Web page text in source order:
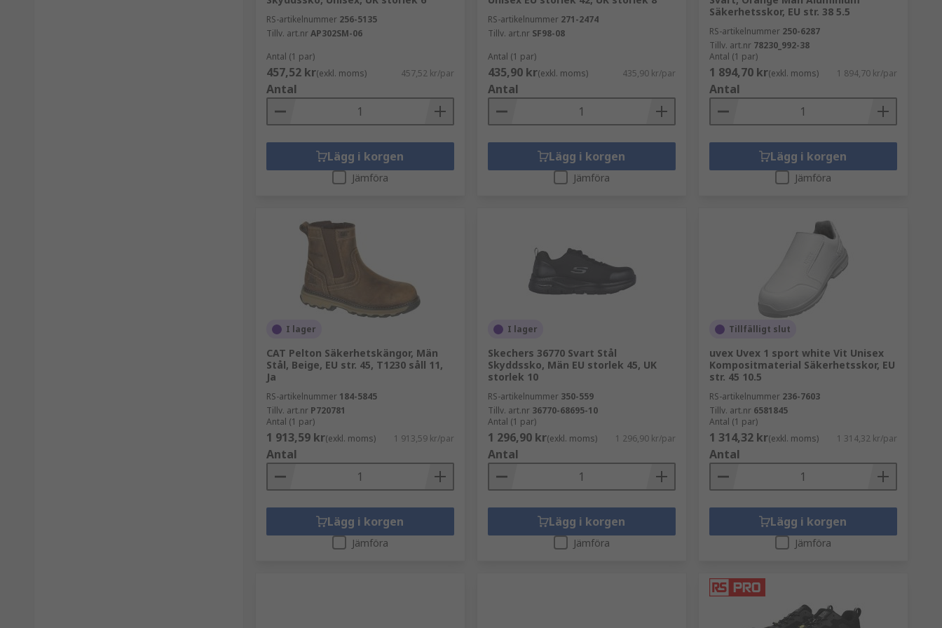
RS-artikelnummer 256-5135
Tillv. art.nrAP302SM-06
Antal (1 par)
457,52 kr(exkl. moms) 457,52 kr/par
Antal
Lägg i korgen
Jämföra
RS-artikelnummer 271-2474
Tillv. art.nr SF98-08
Antal (1 par)
435,90 kr(exkl. moms) 435,90 kr/par
Antal
Lägg i korgen
Jämföra
Säkerhetsskor, EU str. 38 5.5
RS-artikelnummer 250-6287
Tillv. art.nr 78230_992-38
Antal (1 par)
1 894,70 kr(exkl. moms) 1 894,70 kr/par
Antal
Lägg i korgen
Jämföra
I lager
CAT Pelton Säkerhetskängor, Män
Stål, Beige, EU str. 45, T1230 såll 11,
Ja
RS-artikelnummer 184-5845
Tillv. art.nr P720781
Antal (1 par)
1 913,59 kr(exkl. moms) 1 913,59 kr/par
Antal
Lägg i korgen
Jämföra
I lager
Skechers 36770 Svart Stål
Skyddssko, Män EU storlek 45, UK
storlek 10
RS-artikelnummer 350-559
Tillv. art.nr 36770-68695-10
Antal (1 par)
1 296,90 kr(exkl. moms) 1 296,90 kr/par
Antal
Lägg i korgen
Jämföra
Tillfälligt slut
uvex Uvex 1 sport white Vit Unisex
Kompositmaterial Säkerhetsskor, EU
str. 45 10.5
RS-artikelnummer 236-7603
Tillv. art.nr 6581845
Antal (1 par)
1 314,32 kr(exkl. moms) 1 314,32 kr/par
Antal
Lägg i korgen
Jämföra